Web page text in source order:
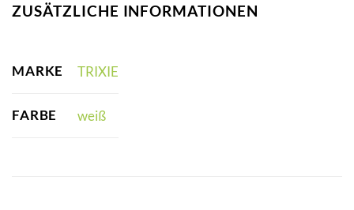
ZUSÄTZLICHE INFORMATIONEN
MARKE TRIXIE
FARBE weiß